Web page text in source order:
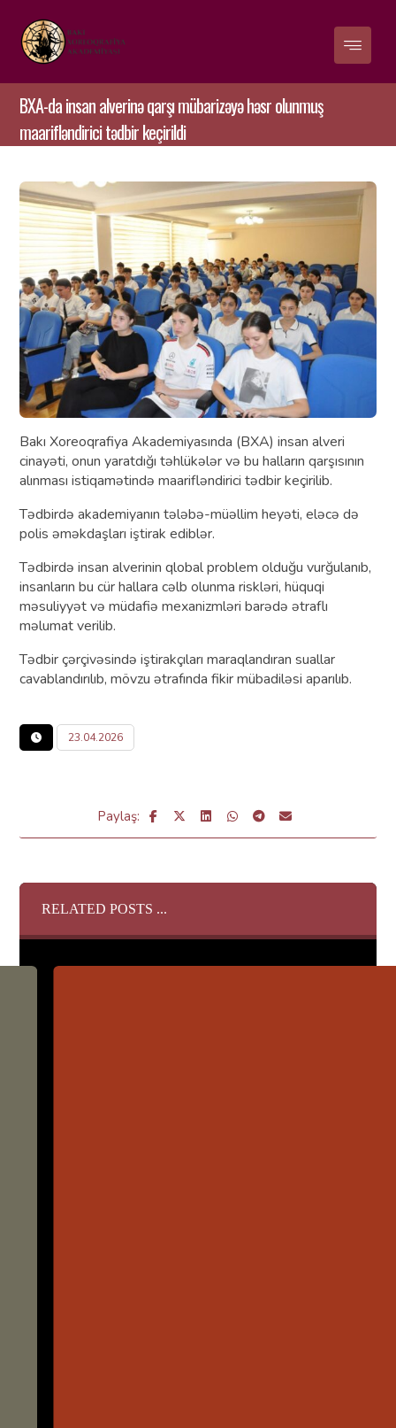
BXA-da insan alverinə qarşı mübarizəyə həsr olunmuş
maarifləndirici tədbir keçirildi
Bakı Xoreoqrafiya Akademiyasında (BXA) insan alveri
cinayəti, onun yaratdığı təhlükələr və bu halların qarşısının
alınması istiqamətində maarifləndirici tədbir keçirilib.
Tədbirdə akademiyanın tələbə-müəllim heyəti, eləcə də
polis əməkdaşları iştirak ediblər.
Tədbirdə insan alverinin qlobal problem olduğu vurğulanıb,
insanların bu cür hallara cəlb olunma riskləri, hüquqi
məsuliyyət və müdafiə mexanizmləri barədə ətraflı
məlumat verilib.
Tədbir çərçivəsində iştirakçıları maraqlandıran suallar
cavablandırılıb, mövzu ətrafında fikir mübadiləsi aparılıb.
23.04.2026
RELATED POSTS ...